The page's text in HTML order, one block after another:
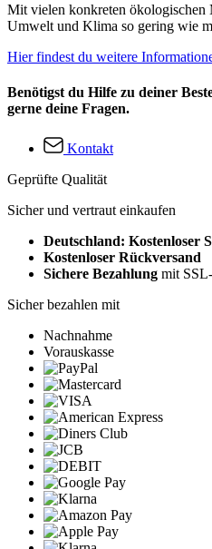
Mit vielen konkreten ökologischen
Umwelt und Klima so gering wie
Hier findest du weitere
Benötigst du Hilfe zu deiner
gerne deine Fragen.
Kontakt
Geprüfte Qualität
Sicher und vertraut einkaufen
Deutschland: Kostenloser
Kostenloser Rückversand
Sichere Bezahlung mit
Sicher bezahlen mit
Nachnahme
Vorauskasse